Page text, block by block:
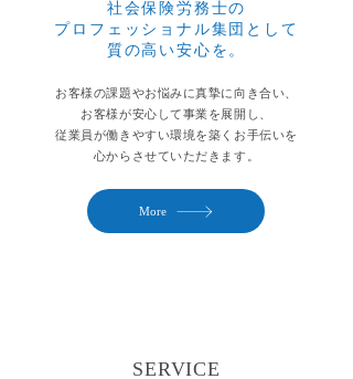
社会保険労務士の
プロフェッショナル集団として
質の高い安心を。
お客様の課題やお悩みに真摯に向き合い、
お客様が安心して事業を展開し、
従業員が働きやすい環境を築くお手伝いを
心からさせていただきます。
More
SERVICE